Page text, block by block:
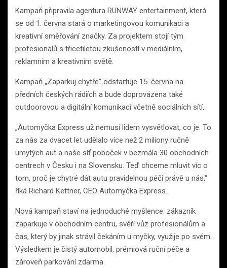
Kampaň připravila agentura RUNWAY entertainment, která
se od 1. června stará o marketingovou komunikaci a
kreativní směřování značky. Za projektem stojí tým
profesionálů s třicetiletou zkušeností v mediálním,
reklamním a kreativním světě.
Kampaň „Zaparkuj chytře“ odstartuje 15. června na
předních českých rádiích a bude doprovázena také
outdoorovou a digitální komunikací včetně sociálních sítí.
„Automyčka Express už nemusí lidem vysvětlovat, co je. To
za nás za dvacet let udělalo více než 2 miliony ručně
umytých aut a naše síť poboček v bezmála 30 obchodních
centrech v Česku i na Slovensku. Teď chceme mluvit víc o
tom, proč je chytré dát autu pravidelnou péči právě u nás,“
říká Richard Kettner, CEO Automyčka Express.
Nová kampaň staví na jednoduché myšlence: zákazník
zaparkuje v obchodním centru, svěří vůz profesionálům a
čas, který by jinak strávil čekáním u myčky, využije po svém.
Výsledkem je čistý automobil, prémiová ruční péče a
zároveň parkování zdarma.